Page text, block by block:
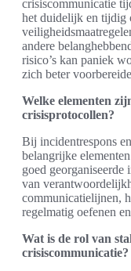
crisiscommunicatie
het duidelijk en tijdig
andere
risico’s kan paniek
zich beter
Welke elementen
crisisprotocollen?
Bij incidentrespons
belangrijke
goed georganiseerde
van
communicatielijnen,
regelmatig oefenen
Wat is de rol van
crisiscommunicatie?